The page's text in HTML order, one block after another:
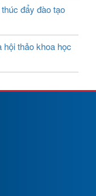
đẩy đào tạo
thảo khoa học